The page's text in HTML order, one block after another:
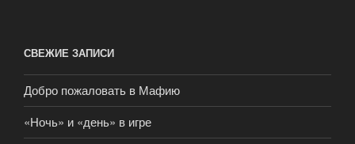
СВЕЖИЕ ЗАПИСИ
Добро пожаловать в Мафию
«Ночь» и «день» в игре